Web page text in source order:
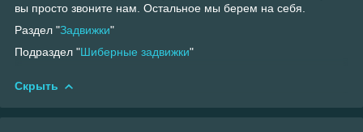
вы просто звоните нам. Остальное мы берем на себя.
Раздел "Задвижки"
Подраздел "Шиберные задвижки"
Скрыть